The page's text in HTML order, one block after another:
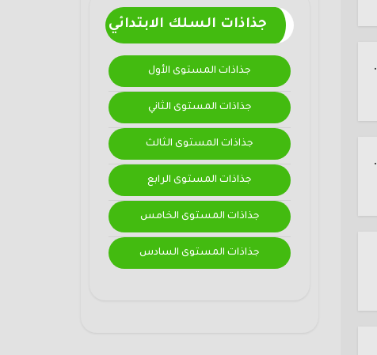
جذاذات السلك الابتدائي
جذاذات المستوى الأول
جذاذات المستوى الثاني
جذاذات المستوى الثالث
جذاذات المستوى الرابع
جذاذات المستوى الخامس
جذاذات المستوى السادس